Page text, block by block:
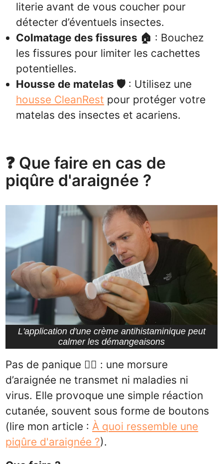
literie avant de vous coucher pour
détecter d’éventuels insectes.
Colmatage des fissures 🏠 : Bouchez
les fissures pour limiter les cachettes
potentielles.
Housse de matelas 🛡️ : Utilisez une
housse CleanRest pour protéger votre
matelas des insectes et acariens.
❓ Que faire en cas de
piqûre d'araignée ?
L'application d'une crème antihistaminique peut
calmer les démangeaisons
Pas de panique 🧘‍♂️ : une morsure
d’araignée ne transmet ni maladies ni
virus. Elle provoque une simple réaction
cutanée, souvent sous forme de boutons
(lire mon article : À quoi ressemble une
piqûre d'araignée ?).